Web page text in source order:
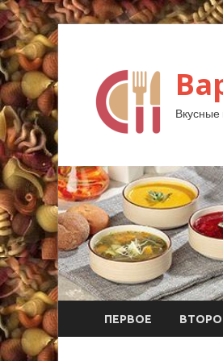
ПЕРВОЕ